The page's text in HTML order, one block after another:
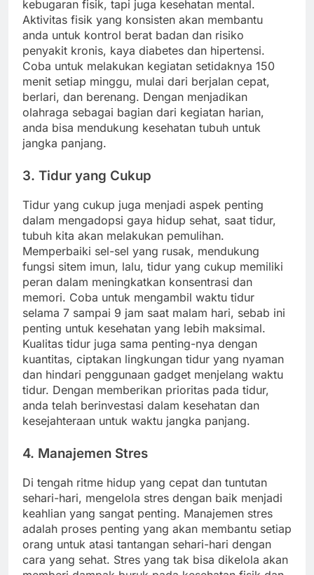
kebugaran fisik, tapi juga kesehatan mental.
Aktivitas fisik yang konsisten akan membantu
anda untuk kontrol berat badan dan risiko
penyakit kronis, kaya diabetes dan hipertensi.
Coba untuk melakukan kegiatan setidaknya 150
menit setiap minggu, mulai dari berjalan cepat,
berlari, dan berenang. Dengan menjadikan
olahraga sebagai bagian dari kegiatan harian,
anda bisa mendukung kesehatan tubuh untuk
jangka panjang.
3. Tidur yang Cukup
Tidur yang cukup juga menjadi aspek penting
dalam mengadopsi gaya hidup sehat, saat tidur,
tubuh kita akan melakukan pemulihan.
Memperbaiki sel-sel yang rusak, mendukung
fungsi sitem imun, lalu, tidur yang cukup memiliki
peran dalam meningkatkan konsentrasi dan
memori. Coba untuk mengambil waktu tidur
selama 7 sampai 9 jam saat malam hari, sebab ini
penting untuk kesehatan yang lebih maksimal.
Kualitas tidur juga sama penting-nya dengan
kuantitas, ciptakan lingkungan tidur yang nyaman
dan hindari penggunaan gadget menjelang waktu
tidur. Dengan memberikan prioritas pada tidur,
anda telah berinvestasi dalam kesehatan dan
kesejahteraan untuk waktu jangka panjang.
4. Manajemen Stres
Di tengah ritme hidup yang cepat dan tuntutan
sehari-hari, mengelola stres dengan baik menjadi
keahlian yang sangat penting. Manajemen stres
adalah proses penting yang akan membantu setiap
orang untuk atasi tantangan sehari-hari dengan
cara yang sehat. Stres yang tak bisa dikelola akan